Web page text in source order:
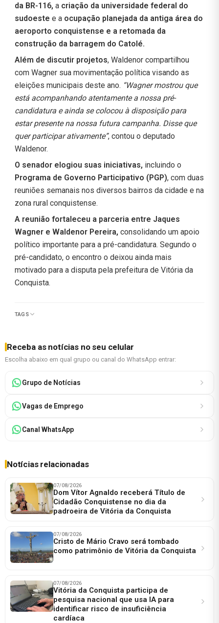
da BR-116, a criação da universidade federal do
sudoeste e a ocupação planejada da antiga área do
aeroporto conquistense e a retomada da
construção da barragem do Catolé.
Além de discutir projetos, Waldenor compartilhou
com Wagner sua movimentação política visando as
eleições municipais deste ano. “Wagner mostrou que
está acompanhando atentamente a nossa pré-
candidatura e ainda se colocou à disposição para
estar presente na nossa futura campanha. Disse que
quer participar ativamente”, contou o deputado
Waldenor.
O senador elogiou suas iniciativas, incluindo o
Programa de Governo Participativo (PGP), com duas
reuniões semanais nos diversos bairros da cidade e na
zona rural conquistense.
A reunião fortaleceu a parceria entre Jaques
Wagner e Waldenor Pereira, consolidando um apoio
político importante para a pré-candidatura. Segundo o
pré-candidato, o encontro o deixou ainda mais
motivado para a disputa pela prefeitura de Vitória da
Conquista.
TAGS
Receba as notícias no seu celular
Escolha abaixo em qual grupo ou canal do WhatsApp entrar:
Grupo de Notícias
Vagas de Emprego
Canal WhatsApp
Notícias relacionadas
07/08/2026
Dom Vítor Agnaldo receberá Título de
Cidadão Conquistense no dia da
padroeira de Vitória da Conquista
07/08/2026
Cristo de Mário Cravo será tombado
como patrimônio de Vitória da Conquista
07/08/2026
Vitória da Conquista participa de
pesquisa nacional que usa IA para
identificar risco de insuficiência
cardíaca